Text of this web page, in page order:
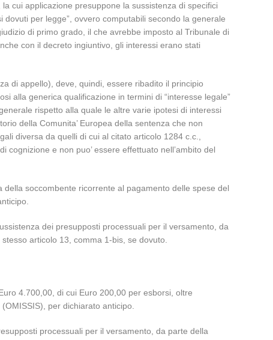
cui applicazione presuppone la sussistenza di specifici
per legge”, ovvero computabili secondo la generale
di primo grado, il che avrebbe imposto al Tribunale di
con il decreto ingiuntivo, gli interessi erano stati
di appello), deve, quindi, essere ribadito il principio
alla generica qualificazione in termini di “interesse legale”
rispetto alla quale le altre varie ipotesi di interessi
della Comunita’ Europea della sentenza che non
diversa da quelli di cui al citato articolo 1284 c.c.,
e non puo’ essere effettuato nell’ambito del
soccombente ricorrente al pagamento delle spese del
dei presupposti processuali per il versamento, da
articolo 13, comma 1-bis, se dovuto.
4.700,00, di cui Euro 200,00 per esborsi, oltre
per dichiarato anticipo.
processuali per il versamento, da parte della